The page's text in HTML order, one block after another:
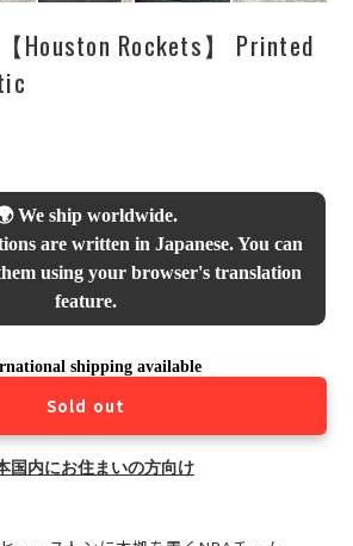
Houston Rockets】 Printed
We ship worldwide.
are written in Japanese. You can
using your browser's translation
feature.
shipping available
Sold out
国内にお住まいの方向け